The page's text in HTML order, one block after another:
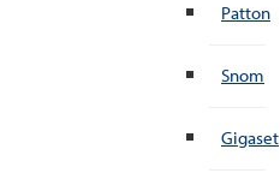
Patton
Snom
Gigaset